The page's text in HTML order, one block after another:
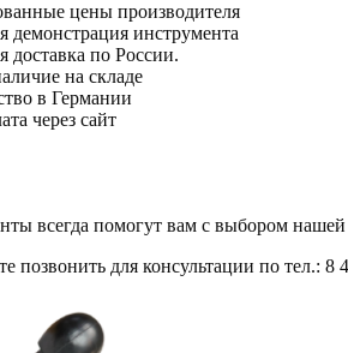
цены производителя
демонстрация инструмента
доставка по России.
на складе
в Германии
через сайт
всегда помогут вам с выбором
позвонить для консультации по тел.: